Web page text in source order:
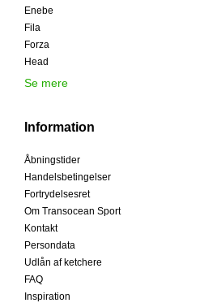
Enebe
Fila
Forza
Head
Se mere
Information
Åbningstider
Handelsbetingelser
Fortrydelsesret
Om Transocean Sport
Kontakt
Persondata
Udlån af ketchere
FAQ
Inspiration